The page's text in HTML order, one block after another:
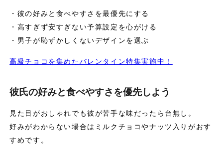
・彼の好みと食べやすさを最優先にする
・高すぎず安すぎない予算設定を心がける
・男子が恥ずかしくないデザインを選ぶ
高級チョコを集めたバレンタイン特集実施中！
彼氏の好みと食べやすさを優先しよう
見た目がおしゃれでも彼が苦手な味だったら台無し。
好みがわからない場合はミルクチョコやナッツ入りがおす
すめです。